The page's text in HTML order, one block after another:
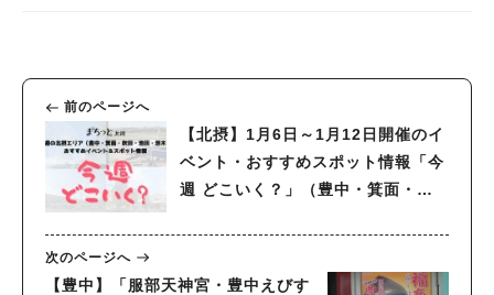
前のページへ
【北摂】1月6日～1月12日開催のイ
ベント・おすすめスポット情報「今
週 どこいく？」（豊中・箕面・吹
次のページへ
【豊中】「服部天神宮・豊中えびす